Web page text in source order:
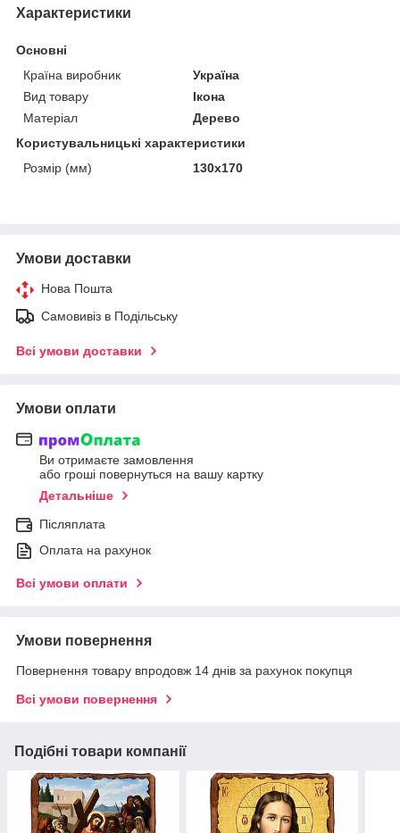
Характеристики
Основні
Країна виробник
Україна
Вид товару
Ікона
Матеріал
Дерево
Користувальницькі характеристики
Розмір (мм)
130х170
Умови доставки
Нова Пошта
Самовивіз в Подільську
Всі умови доставки
Умови оплати
Ви отримаєте замовлення
або гроші повернуться на вашу картку
Детальніше
Післяплата
Оплата на рахунок
Всі умови оплати
Умови повернення
Повернення товару впродовж 14 днів за рахунок покупця
Всі умови повернення
Подібні товари компанії